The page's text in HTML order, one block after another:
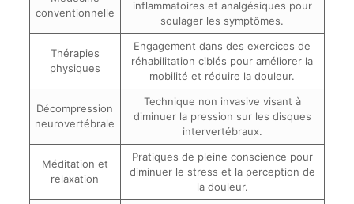
conventionnelle
inflammatoires et analgésiques pour
soulager les symptômes.
Thérapies
physiques
Engagement dans des exercices de
réhabilitation ciblés pour améliorer la
mobilité et réduire la douleur.
Décompression
neurovertébrale
Technique non invasive visant à
diminuer la pression sur les disques
intervertébraux.
Méditation et
relaxation
Pratiques de pleine conscience pour
diminuer le stress et la perception de
la douleur.